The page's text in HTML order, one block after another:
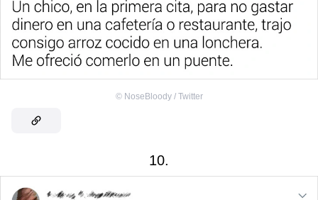
© NoseBloody / Twitter
10.